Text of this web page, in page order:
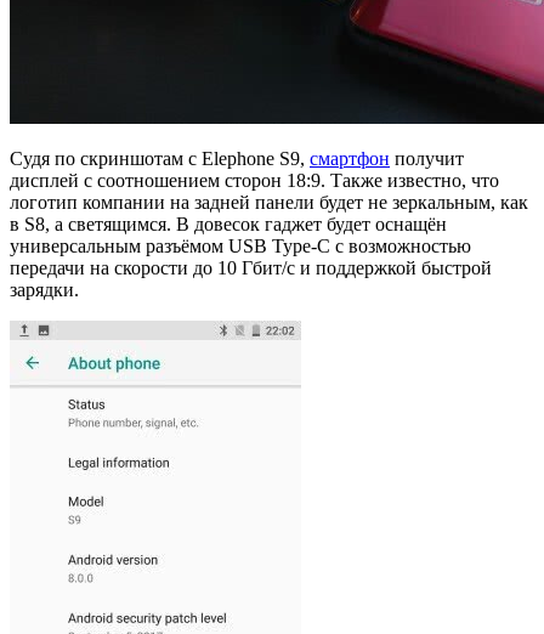
Судя по скриншотам с Elephone S9, смартфон получит
дисплей с соотношением сторон 18:9. Также известно, что
логотип компании на задней панели будет не зеркальным, как
в S8, а светящимся. В довесок гаджет будет оснащён
универсальным разъёмом USB Type-C с возможностью
передачи на скорости до 10 Гбит/с и поддержкой быстрой
зарядки.